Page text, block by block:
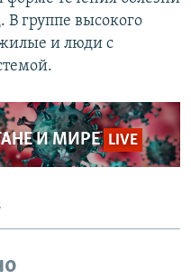
группе высокого
и люди с
И МИРЕ LIVE